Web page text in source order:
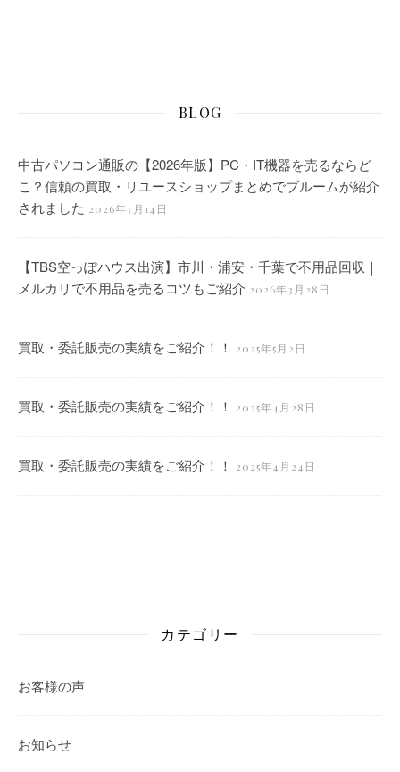
BLOG
中古パソコン通販の【2026年版】PC・IT機器を売るならど
こ？信頼の買取・リユースショップまとめでブルームが紹介
されました 2026年7月14日
【TBS空っぽハウス出演】市川・浦安・千葉で不用品回収｜
メルカリで不用品を売るコツもご紹介 2026年3月28日
買取・委託販売の実績をご紹介！！ 2025年5月2日
買取・委託販売の実績をご紹介！！ 2025年4月28日
買取・委託販売の実績をご紹介！！ 2025年4月24日
カテゴリー
お客様の声
お知らせ